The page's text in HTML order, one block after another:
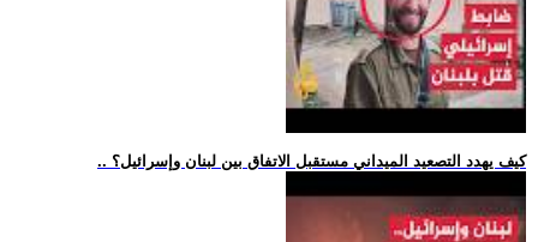
.. كيف يهدد التصعيد الميداني مستقبل الاتفاق بين لبنان وإسرائيل؟